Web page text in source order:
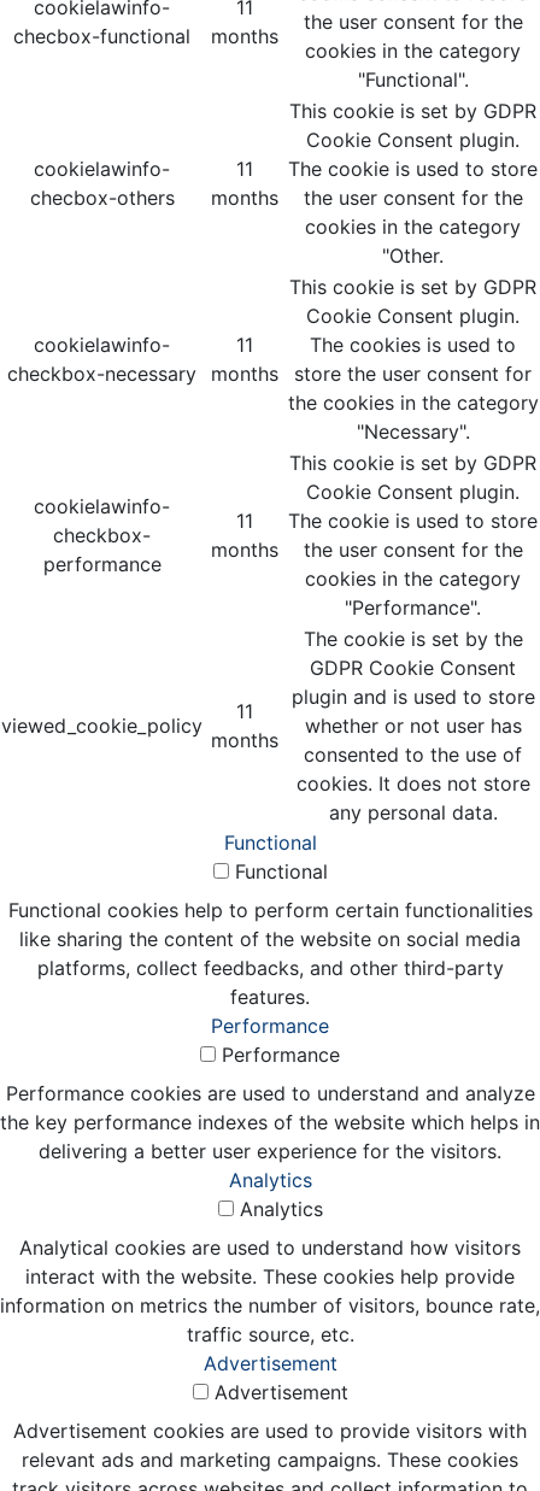
cookielawinfo-
checbox-functional
11
months
the user consent for the
cookies in the category
"Functional".
cookielawinfo-
checbox-others
11
months
This cookie is set by GDPR
Cookie Consent plugin.
The cookie is used to store
the user consent for the
cookies in the category
"Other.
cookielawinfo-
checkbox-necessary
11
months
This cookie is set by GDPR
Cookie Consent plugin.
The cookies is used to
store the user consent for
the cookies in the category
"Necessary".
cookielawinfo-
checkbox-
performance
11
months
This cookie is set by GDPR
Cookie Consent plugin.
The cookie is used to store
the user consent for the
cookies in the category
"Performance".
viewed_cookie_policy
11
months
The cookie is set by the
GDPR Cookie Consent
plugin and is used to store
whether or not user has
consented to the use of
cookies. It does not store
any personal data.
Functional
Functional
Functional cookies help to perform certain functionalities
like sharing the content of the website on social media
platforms, collect feedbacks, and other third-party
features.
Performance
Performance
Performance cookies are used to understand and analyze
the key performance indexes of the website which helps in
delivering a better user experience for the visitors.
Analytics
Analytics
Analytical cookies are used to understand how visitors
interact with the website. These cookies help provide
information on metrics the number of visitors, bounce rate,
traffic source, etc.
Advertisement
Advertisement
Advertisement cookies are used to provide visitors with
relevant ads and marketing campaigns. These cookies